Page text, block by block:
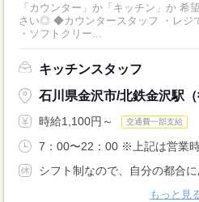
「カウンター」か「キッチン」か 希
さい◎ ◆カウンタースタッフ ・レジでの接客、注文 ・ドリンク作り
・ソフトクリー...
キッチンスタッフ
石川県金沢市/北鉄金沢駅（
時給1,100円～ 交通費一部支給
7：00〜22：00 ※上記は営業時
シフト制なので、自分の都合に
もっと見